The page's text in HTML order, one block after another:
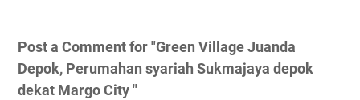
Post a Comment for "Green Village Juanda
Depok, Perumahan syariah Sukmajaya depok
dekat Margo City "